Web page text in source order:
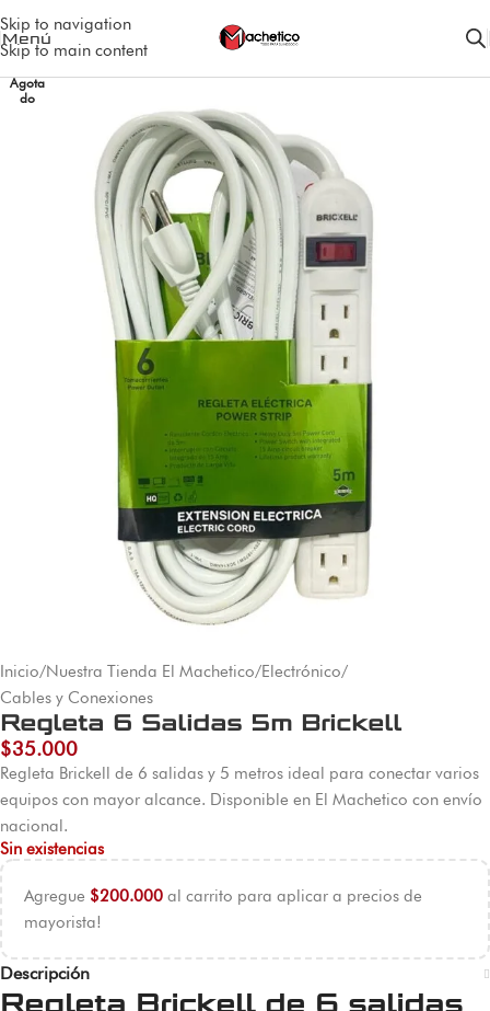
Skip to navigation
Skip to main content
Menú
Agota
do
Inicio/Nuestra Tienda El Machetico/Electrónico/
Cables y Conexiones
Regleta 6 Salidas 5m Brickell
$35.000
Regleta Brickell de 6 salidas y 5 metros ideal para conectar varios
equipos con mayor alcance. Disponible en El Machetico con envío
nacional.
Sin existencias
Agregue $200.000 al carrito para aplicar a precios de
mayorista!
Descripción